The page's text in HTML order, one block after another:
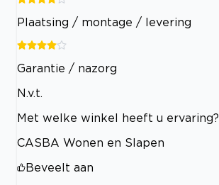
Plaatsing / montage / levering
Garantie / nazorg
N.v.t.
Met welke winkel heeft u ervaring?
CASBA Wonen en Slapen
Beveelt aan